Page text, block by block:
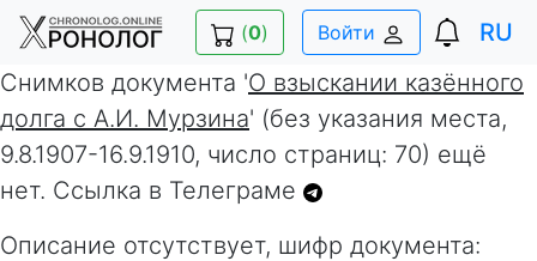
(0) Войти
RU
Снимков документа 'О взыскании казённого
долга с А.И. Мурзина' (без указания места,
9.8.1907-16.9.1910, число страниц: 70) ещё
нет. Ссылка в Телеграме
Описание отсутствует, шифр документа: